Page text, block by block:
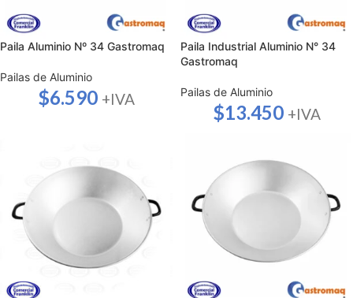
Paila Aluminio Nº 34 Gastromaq
Pailas de Aluminio
$6.590 +IVA
Paila Industrial Aluminio N° 34
Gastromaq
Pailas de Aluminio
$13.450 +IVA